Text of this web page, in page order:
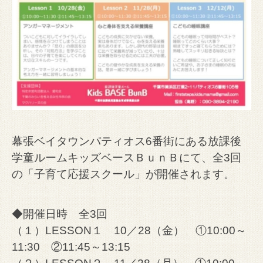
幕張ベイタウンパティオス6番街にある放課後
学童ルームキッズベースＢｕｎＢにて、全3回
の「子育て応援スクール」が開催されます。
◆開催日時 全3回
（１）LESSON１ 10／28（金） ①10:00～
11:30 ②11:45～13:15